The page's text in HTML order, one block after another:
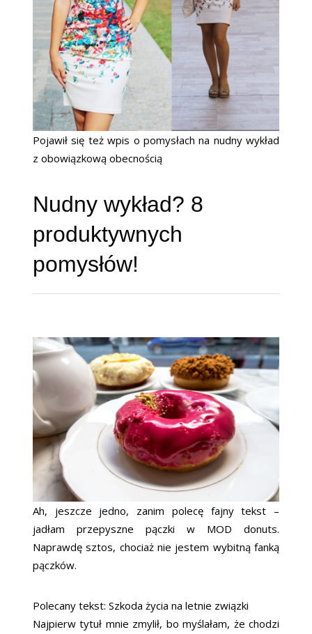
Pojawił się też wpis o pomysłach na nudny wykład
z obowiązkową obecnością
Nudny wykład? 8
produktywnych
pomysłów!
Ah, jeszcze jedno, zanim polecę fajny tekst –
jadłam przepyszne pączki w MOD donuts.
Naprawdę sztos, chociaż nie jestem wybitną fanką
pączków.
Polecany tekst: Szkoda życia na letnie związki
Najpierw tytuł mnie zmylił, bo myślałam, że chodzi